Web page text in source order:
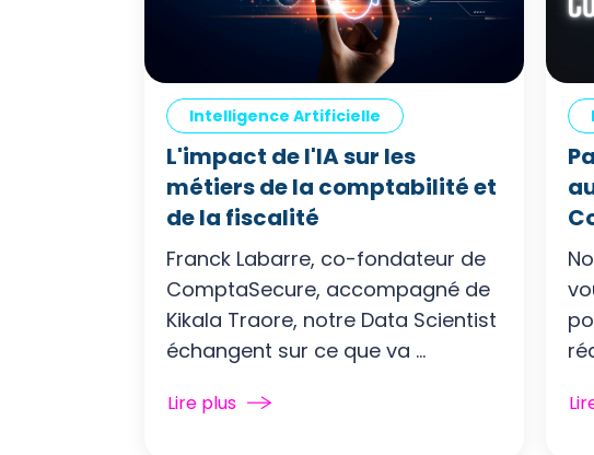
Intelligence Artificielle
L'impact de l'IA sur les
métiers de la comptabilité et
de la fiscalité
Franck Labarre, co-fondateur de
ComptaSecure, accompagné de
Kikala Traore, notre Data Scientist
échangent sur ce que va ...
Lire plus